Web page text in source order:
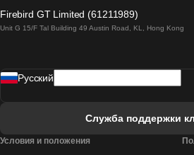
Поезд Лиссабон -
Firebird GT Limited (61211989)
Unit G 15/F Tal Building 49 Austin Road, KL, Hong Kong
Pусский
Служба поддержки
Условия и положения